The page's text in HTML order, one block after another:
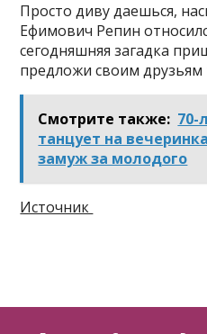
Просто диву даешься,
Ефимович Репин
сегодняшняя загадка
предложи своим друзьям
Смотрите также: 70-
танцует на
замуж за молодого
Источник